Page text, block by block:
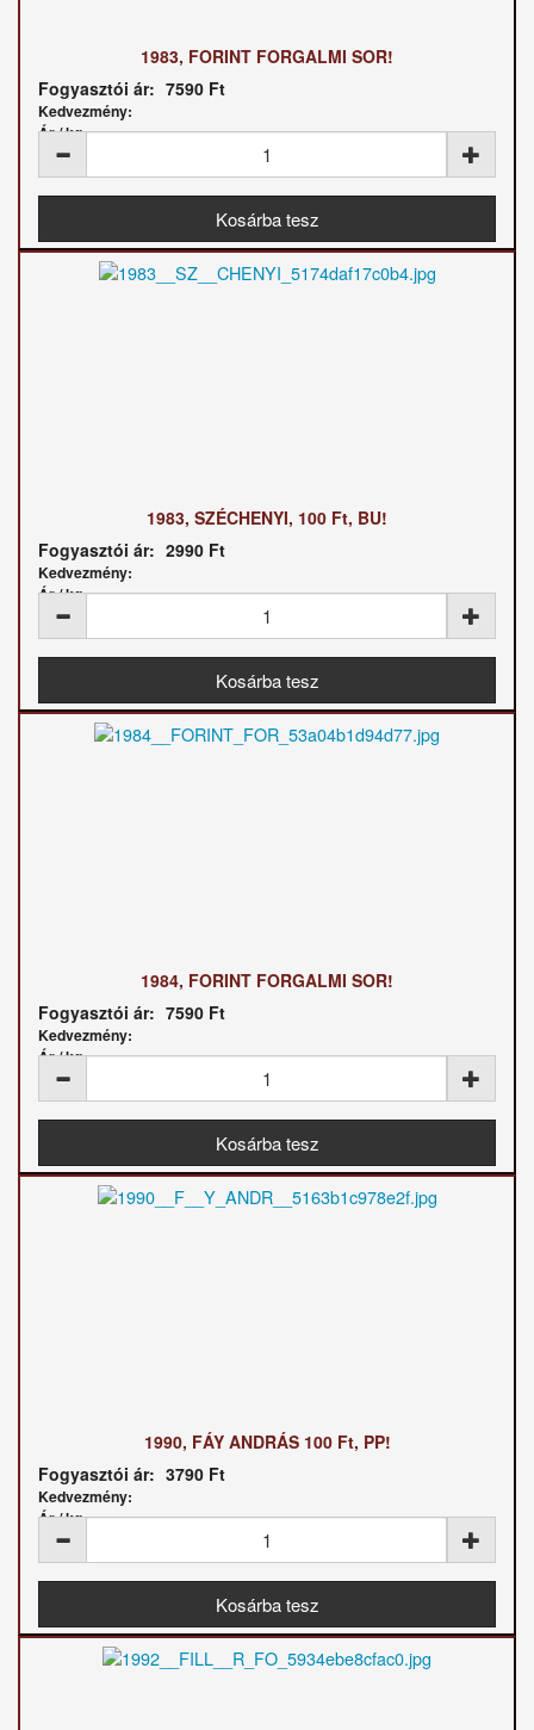
1983, FORINT FORGALMI SOR!
Fogyasztói ár: 7590 Ft
Kedvezmény:
Ár / kg:
1983, SZÉCHENYI, 100 Ft, BU!
Fogyasztói ár: 2990 Ft
Kedvezmény:
Ár / kg:
1984, FORINT FORGALMI SOR!
Fogyasztói ár: 7590 Ft
Kedvezmény:
Ár / kg:
1990, FÁY ANDRÁS 100 Ft, PP!
Fogyasztói ár: 3790 Ft
Kedvezmény:
Ár / kg: